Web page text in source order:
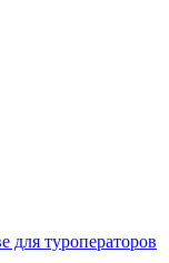
для туроператоров